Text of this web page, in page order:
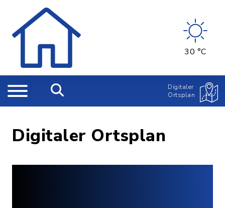
30 °C
Digitaler
Ortsplan
Digitaler Ortsplan